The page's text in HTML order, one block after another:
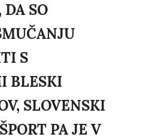
SO
S
BLESKI
SLOVENSKI
PA JE V